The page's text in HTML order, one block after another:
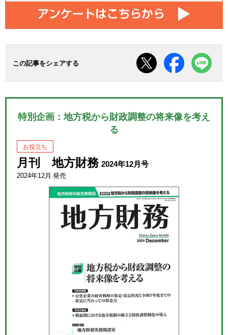
この記事をシェアする
特別企画：地方税から財政調整の将来像を考え
る
お役立ち
月刊 地方財務 2024年12月号
2024年12月 発売